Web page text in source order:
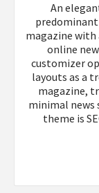
An
magazine with
online
customizer
layouts as a
magazine,
minimal news
theme is